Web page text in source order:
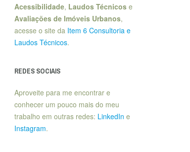
Acessibilidade, Laudos Técnicose
Avaliações de Imóveis Urbanos,
acesse o site da Item 6 Consultoria e
Laudos Técnicos.
REDES SOCIAIS
Aproveite para me encontrar e
conhecer um pouco mais do meu
trabalho em outras redes: LinkedIn e
Instagram.